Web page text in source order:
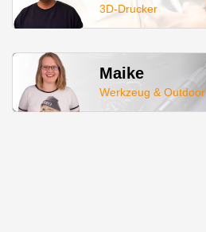
3D-Drucker
Maike
Werkzeug & Outdoor